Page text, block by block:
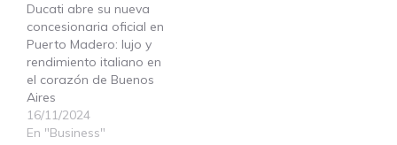
Ducati abre su nueva
concesionaria oficial en
Puerto Madero: lujo y
rendimiento italiano en
el corazón de Buenos
Aires
16/11/2024
En "Business"